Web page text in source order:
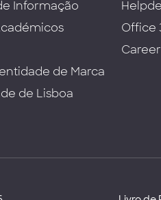
Informação
de Marca
de Lisboa
Office